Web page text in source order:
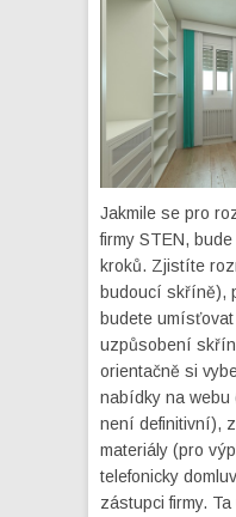
Jakmile se pro
firmy STEN,
kroků. Zjistíte
budoucí skříně),
budete
uzpůsobení
orientačně si
nabídky na webu
není definitivní),
materiály (pro
telefonicky
zástupci firmy.